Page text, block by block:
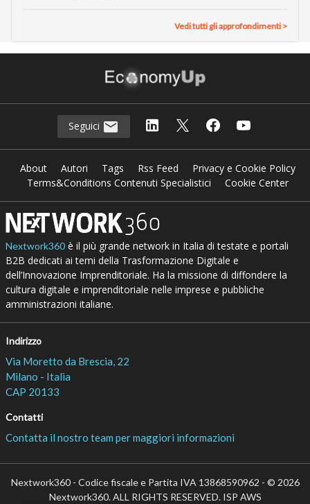
Vedi tutti gli approfondimenti >
Seguici
About Autori Tags Rss Feed
Privacy e Cookie Policy
Terms&Conditions Contenuti Specialistici
Cookie Center
Nextwork360è il più grande network in Italia di testate e portali
B2B dedicati ai temi della Trasformazione Digitale e
dell’Innovazione Imprenditoriale. Ha la missione di diffondere la
cultura digitale e imprenditoriale nelle imprese e pubbliche
amministrazioni italiane.
Indirizzo
Via Moretto da Brescia, 22
Milano - Italia
CAP 20133
Contatti
Contatta il nostro team per maggiori informazioni
Nextwork360 - Codice fiscale e Partita IVA 13868590962 - © 2026
Nextwork360. ALL RIGHTS RESERVED. ISP AWS